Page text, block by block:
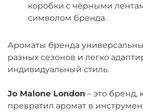
коробки с чёрными
символом бренда.
Ароматы бренда
разных сезонов и легко
индивидуальный стиль.
Jo Malone London – это бренд,
превратил аромат в